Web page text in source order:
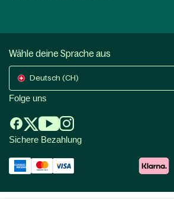
Wähle deine Sprache aus
Deutsch (CH)
Folge uns
Sichere Bezahlung